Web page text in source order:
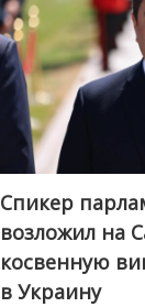
Спикер
возложил на
косвенную
в Украину